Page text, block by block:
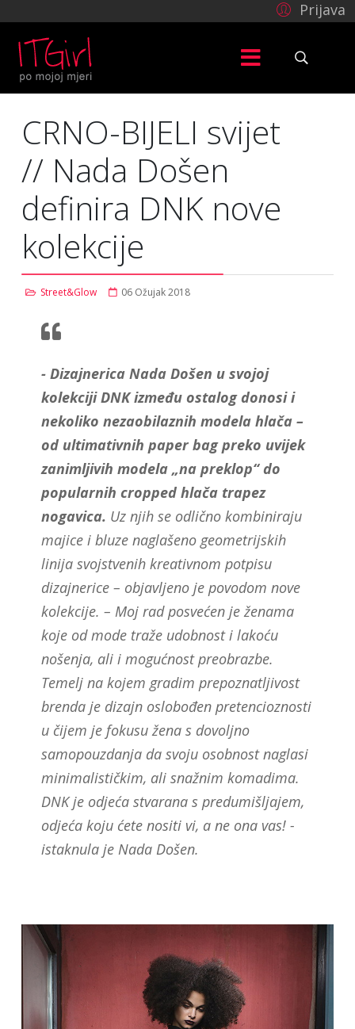
Prijava
CRNO-BIJELI svijet
// Nada Došen
definira DNK nove
kolekcije
Street&Glow 06 Ožujak 2018
- Dizajnerica Nada Došen u svojoj
kolekciji DNK između ostalog donosi i
nekoliko nezaobilaznih modela hlača –
od ultimativnih paper bag preko uvijek
zanimljivih modela „na preklop“ do
popularnih cropped hlača trapez
nogavica. Uz njih se odlično kombiniraju
majice i bluze naglašeno geometrijskih
linija svojstvenih kreativnom potpisu
dizajnerice – objavljeno je povodom nove
kolekcije. – Moj rad posvećen je ženama
koje od mode traže udobnost i lakoću
nošenja, ali i mogućnost preobrazbe.
Temelj na kojem gradim prepoznatljivost
brenda je dizajn oslobođen pretencioznosti
u čijem je fokusu žena s dovoljno
samopouzdanja da svoju osobnost naglasi
minimalističkim, ali snažnim komadima.
DNK je odjeća stvarana s predumišljajem,
odjeća koju ćete nositi vi, a ne ona vas! -
istaknula je Nada Došen.